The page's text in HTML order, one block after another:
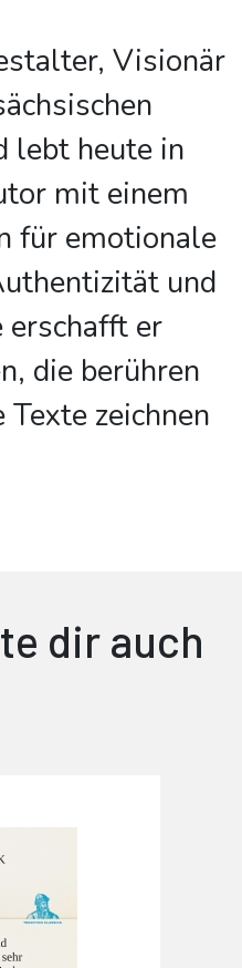
Visionär
lebt heute in
mit einem
für emotionale
und
erschafft er
die berühren
zeichnen
dir auch